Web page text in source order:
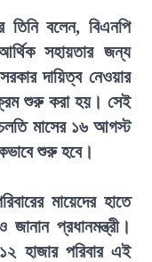
তিনি বলেন, বিএনপি
সহায়তার জন্য
দায়িত্ব নেওয়ার
শুরু করা হয়। সেই
মাসের ১৬ আগস্ট
শুরু হবে।
মায়েদের হাতে
জানান প্রধানমন্ত্রী।
হাজার পরিবার এই